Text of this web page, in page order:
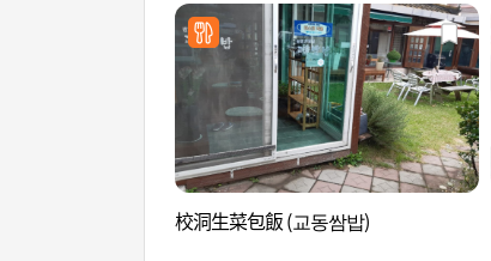
校洞生菜包飯 (교동쌈밥)